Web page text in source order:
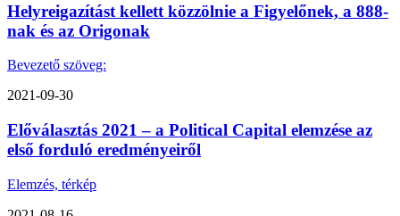
Helyreigazítást kellett közzölnie a Figyelőnek, a 888-
nak és az Origonak
Bevezető szöveg:
2021-09-30
Előválasztás 2021 – a Political Capital elemzése az
első forduló eredményeiről
Elemzés, térkép